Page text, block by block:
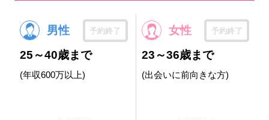
男性 予約終了
25～40歳まで
(年収600万以上)
女性 予約終了
23～36歳まで
(出会いに前向きな方)